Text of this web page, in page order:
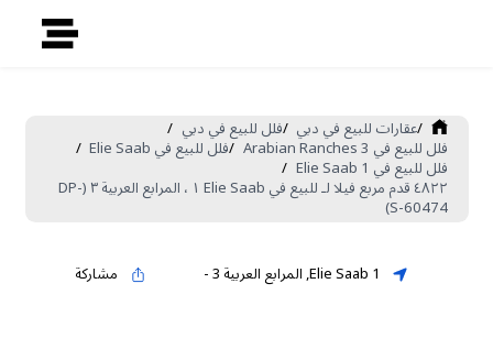
/عقارات للبيع في دبي /فلل للبيع في دبي /
فلل للبيع في Arabian Ranches 3 /فلل للبيع في Elie Saab /
فلل للبيع في Elie Saab 1 /
٤٨٢٢ قدم مربع فيلا لـ للبيع في Elie Saab ١ ، المرابع العربية ٣ (DP-
S-60474)
Elie Saab 1
,المرابع العربية 3 - مشاركة